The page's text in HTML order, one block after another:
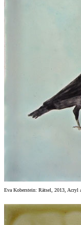
Eva Koberstein: Rätsel, 2013,